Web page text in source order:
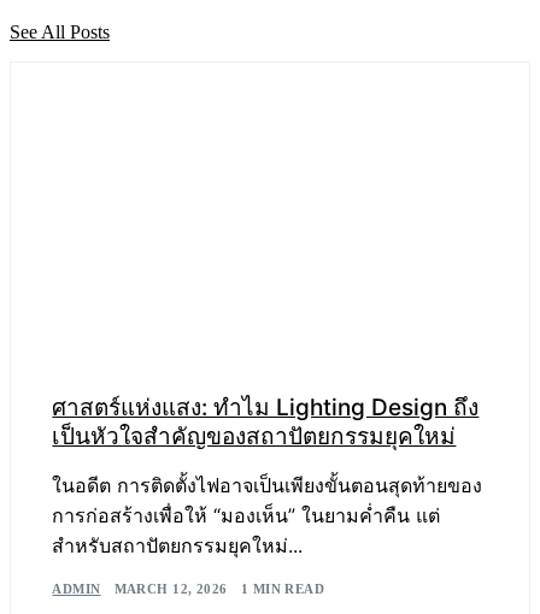
See All Posts
ศาสตร์แห่งแสง: ทำไม Lighting Design ถึง
เป็นหัวใจสำคัญของสถาปัตยกรรมยุคใหม่
ในอดีต การติดตั้งไฟอาจเป็นเพียงขั้นตอนสุดท้ายของ
การก่อสร้างเพื่อให้ “มองเห็น” ในยามค่ำคืน แต่
สำหรับสถาปัตยกรรมยุคใหม่...
ADMIN MARCH 12, 2026 1 MIN READ